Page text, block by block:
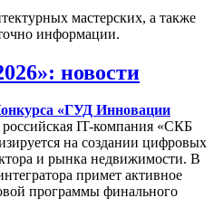
мастерских, а также
информации.
новости
«ГУД Инновации
IT-компания «СКБ
на создании цифровых
и рынка недвижимости. В
примет активное
программы финального